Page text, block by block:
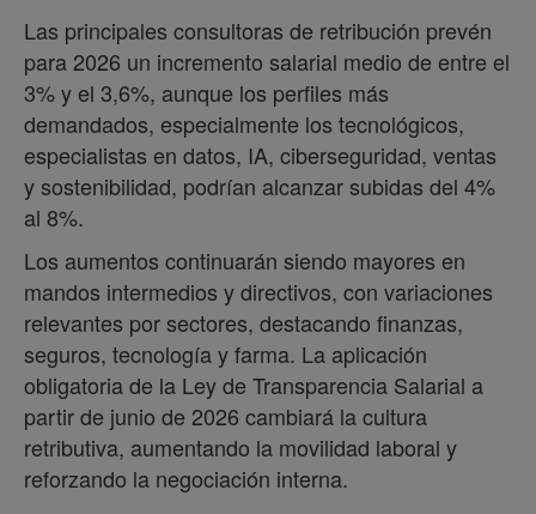
Las principales consultoras de retribución prevén
para 2026 un incremento salarial medio de entre el
3% y el 3,6%, aunque los perfiles más
demandados, especialmente los tecnológicos,
especialistas en datos, IA, ciberseguridad, ventas
y sostenibilidad, podrían alcanzar subidas del 4%
al 8%.
Los aumentos continuarán siendo mayores en
mandos intermedios y directivos, con variaciones
relevantes por sectores, destacando finanzas,
seguros, tecnología y farma. La aplicación
obligatoria de la Ley de Transparencia Salarial a
partir de junio de 2026 cambiará la cultura
retributiva, aumentando la movilidad laboral y
reforzando la negociación interna.